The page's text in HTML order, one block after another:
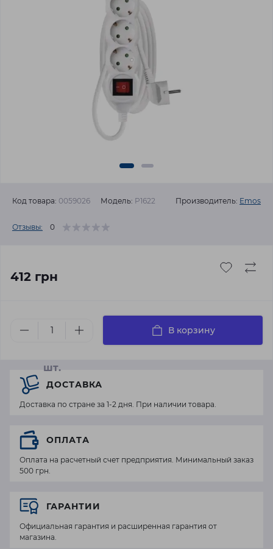
Код товара: 0059026 Модель: P1622 Производитель: Emos
Отзывы: 0
412 грн
шт.
В корзину
ДОСТАВКА
Доставка по стране за 1-2 дня. При наличии товара.
ОПЛАТА
Оплата на расчетный счет предприятия. Минимальный заказ
500 грн.
ГАРАНТИИ
Официальная гарантия и расширенная гарантия от
магазина.